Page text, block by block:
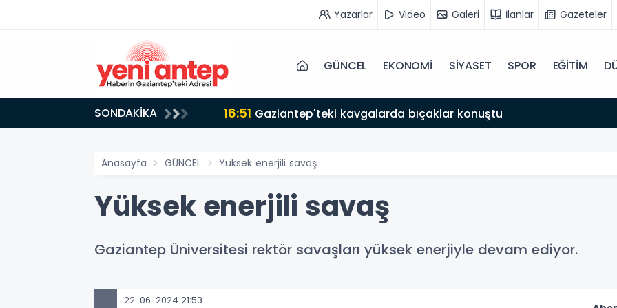
Yazarlar Video Galeri İlanlar Gazeteler
GÜNCEL EKONOMİ SİYASET SPOR EĞİTİM
SONDAKİKA 16:51 Gaziantep'teki kavgalarda bıçaklar konuştu
Anasayfa GÜNCEL Yüksek enerjili savaş
Yüksek enerjili savaş
Gaziantep Üniversitesi rektör savaşları yüksek enerjiyle devam ediyor.
22-06-2024 21:53